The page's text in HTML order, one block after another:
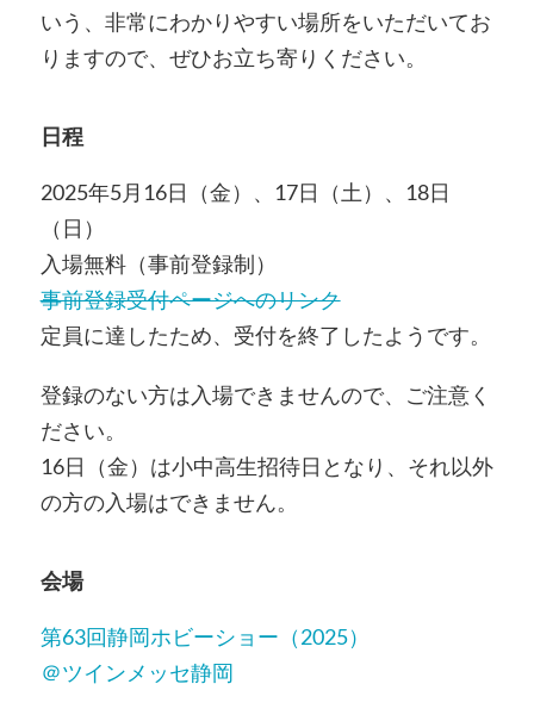
いう、非常にわかりやすい場所をいただいてお
りますので、ぜひお立ち寄りください。
日程
2025年5月16日（金）、17日（土）、18日
（日）
入場無料（事前登録制）
事前登録受付ページへのリンク
定員に達したため、受付を終了したようです。
登録のない方は入場できませんので、ご注意く
ださい。
16日（金）は小中高生招待日となり、それ以外
の方の入場はできません。
会場
第63回静岡ホビーショー（2025）
＠ツインメッセ静岡